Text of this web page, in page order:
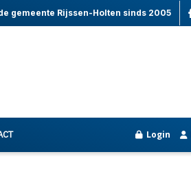
gemeente Rijssen-Holten sinds 2005
Login